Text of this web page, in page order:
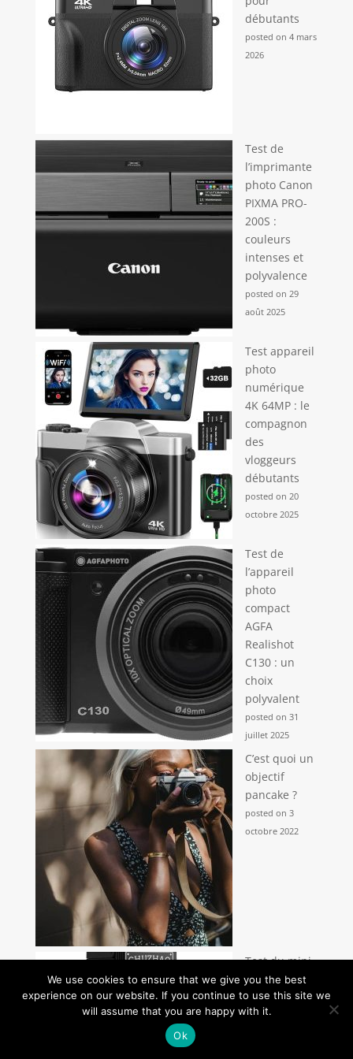
débutants
posted on 4 mars
2026
Test de
l’imprimante
photo Canon
PIXMA PRO-
200S :
couleurs
intenses et
polyvalence
posted on 29
août 2025
Test appareil
photo
numérique
4K 64MP : le
compagnon
des
vloggeurs
débutants
posted on 20
octobre 2025
Test de
l’appareil
photo
compact
AGFA
Realishot
C130 : un
choix
polyvalent
posted on 31
juillet 2025
C’est quoi un
objectif
pancake ?
posted on 3
octobre 2022
Test du mini
appareil
photo
numérique
We use cookies to ensure that we give you the best
experience on our website. If you continue to use this site we
will assume that you are happy with it.
Ok